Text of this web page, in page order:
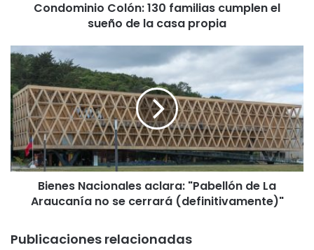
l
ó
:
1
3
0
f
a
a
Condominio Colón: 130 familias cumplen el
sueño de la casa propia
B
i
e
n
e
s
N
a
c
l
Bienes Nacionales aclara: "Pabellón de La
Araucanía no se cerrará (definitivamente)"
Publicaciones relacionadas